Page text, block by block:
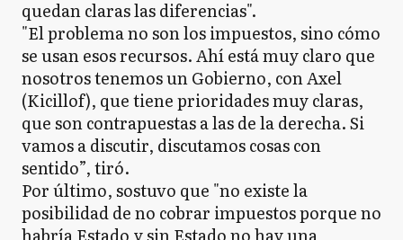
quedan claras las diferencias".
"El problema no son los impuestos, sino cómo
se usan esos recursos. Ahí está muy claro que
nosotros tenemos un Gobierno, con Axel
(Kicillof), que tiene prioridades muy claras,
que son contrapuestas a las de la derecha. Si
vamos a discutir, discutamos cosas con
sentido”, tiró.
Por último, sostuvo que "no existe la
posibilidad de no cobrar impuestos porque no
habría Estado y sin Estado no hay una